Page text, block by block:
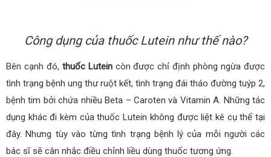
Công dụng của thuốc Lutein như thế nào?
Bên cạnh đó, thuốc Luteincòn được chỉ định phòng ngừa được
tình trạng bệnh ung thư ruột kết, tình trạng đái tháo đường tuýp 2,
bệnh tim bởi chứa nhiều Beta – Caroten và Vitamin A. Những tác
dụng khác đi kèm của thuốc Lutein không được liệt kê cụ thể tại
đây. Nhưng tùy vào từng tình trạng bệnh lý của mỗi người các
bác sĩ sẽ cân nhắc điều chỉnh liều dùng thuốc tương ứng.